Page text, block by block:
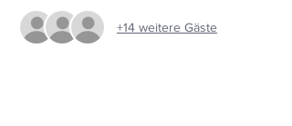
+14 weitere Gäste